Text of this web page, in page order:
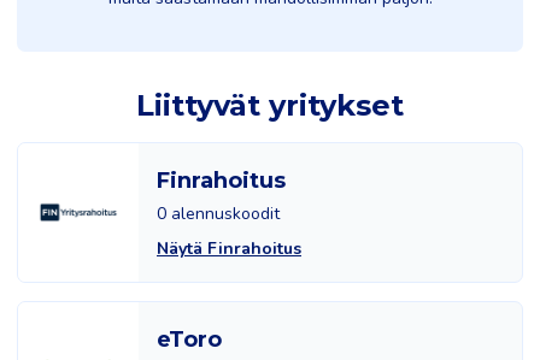
Liittyvät yritykset
Finrahoitus
0 alennuskoodit
Näytä Finrahoitus
eToro